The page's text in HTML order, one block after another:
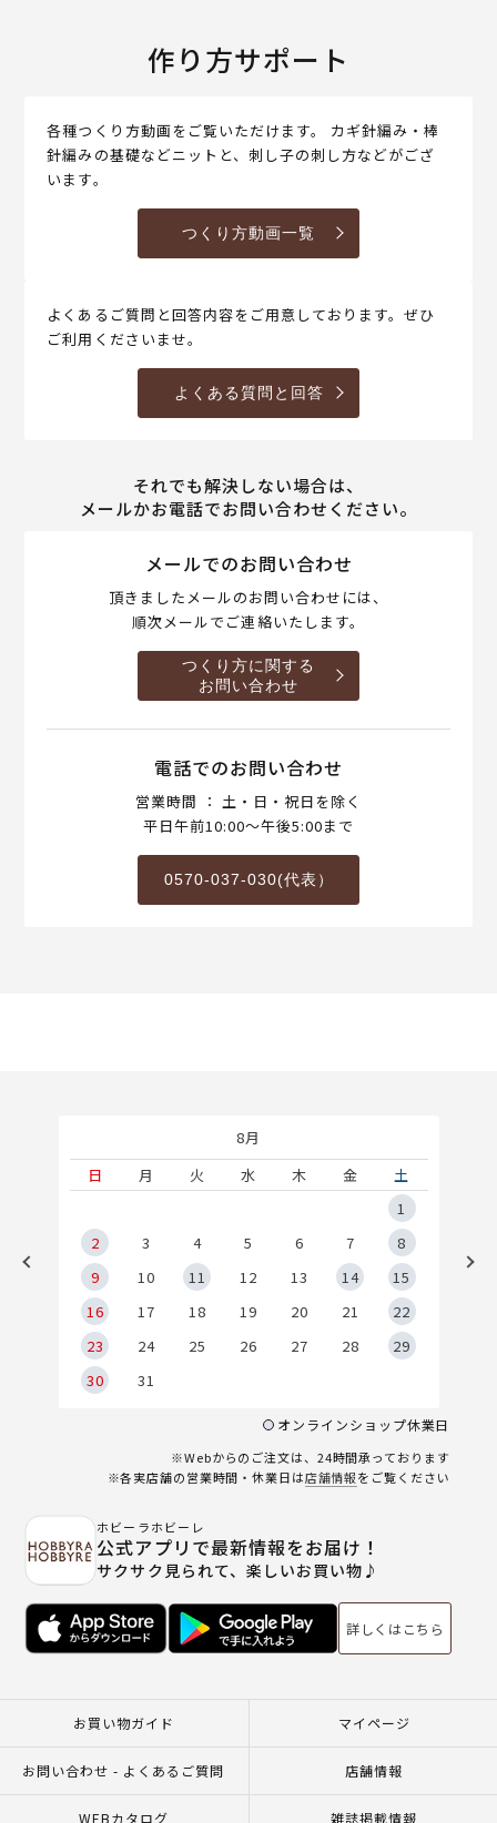
作り方サポート
各種つくり方動画をご覧いただけます。 カギ針編み・棒
針編みの基礎などニットと、刺し子の刺し方などがござ
います。
つくり方動画一覧
よくあるご質問と回答内容をご用意しております。ぜひ
ご利用くださいませ。
よくある質問と回答
それでも解決しない場合は、
メールかお電話でお問い合わせください。
メールでのお問い合わせ
頂きましたメールのお問い合わせには、
順次メールでご連絡いたします。
つくり方に関する
お問い合わせ
電話でのお問い合わせ
営業時間 ： 土・日・祝日を除く
平日午前10:00～午後5:00まで
0570-037-030(代表）
8月
日
月 火 水 木 金
土
1
2
3 4 5 6 7
8
9
10 11 12 13 14
15
16
17 18 19 20 21
22
23
24 25 26 27 28
29
30
31
オンラインショップ休業日
※Webからのご注文は、24時間承っております
※各実店舗の営業時間・休業日は店舗情報をご覧ください
ホビーラホビーレ
公式アプリで最新情報をお届け！
サクサク見られて、楽しいお買い物♪
詳しくはこちら
お買い物ガイド マイページ
お問い合わせ - よくあるご質問 店舗情報
WEBカタログ 雑誌掲載情報